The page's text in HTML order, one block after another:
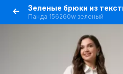
Панда 156260w зеленый